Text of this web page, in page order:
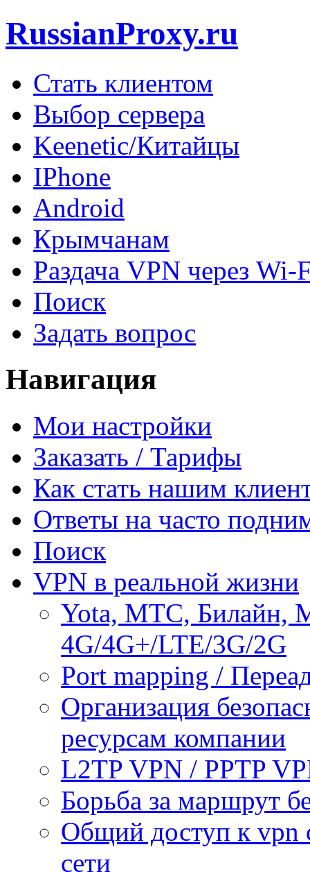
RussianProxy.ru
Стать клиентом
Выбор сервера
Keenetic/Китайцы
IPhone
Android
Крымчанам
Раздача VPN через Wi-
Поиск
Задать вопрос
Навигация
Мои настройки
Заказать / Тарифы
Как стать нашим
Ответы на часто
Поиск
VPN в реальной жизни
Yota, МТС, Билайн,
4G/4G+/LTE/3G/2G
Port mapping /
Организация
ресурсам компании
L2TP VPN / PPTP
Борьба за маршрут
Общий доступ к vpn
сети